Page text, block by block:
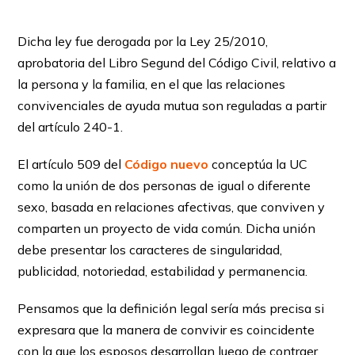
Dicha ley fue derogada por la Ley 25/2010,
aprobatoria del Libro Segund del Código Civil, relativo a
la persona y la familia, en el que las relaciones
convivenciales de ayuda mutua son reguladas a partir
del artículo 240-1.
El ar­tícu­lo 509 del Código nuevo conceptúa la UC
como la unión de dos personas de igual o diferente
sexo, basada en relaciones afectivas, que conviven y
comparten un proyecto de vida común. Dicha unión
debe presentar los caracteres de singularidad,
publicidad, notoriedad, estabilidad y permanencia.
Pensamos que la definición legal sería más precisa si
expresara que la manera de convivir es coincidente
con la que los esposos desarrollan luego de contraer